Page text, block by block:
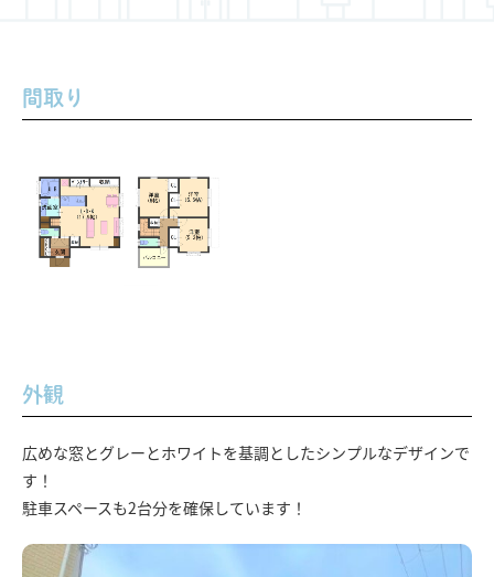
間取り
外観
広めな窓とグレーとホワイトを基調としたシンプルなデザインで
す！
駐車スペースも2台分を確保しています！